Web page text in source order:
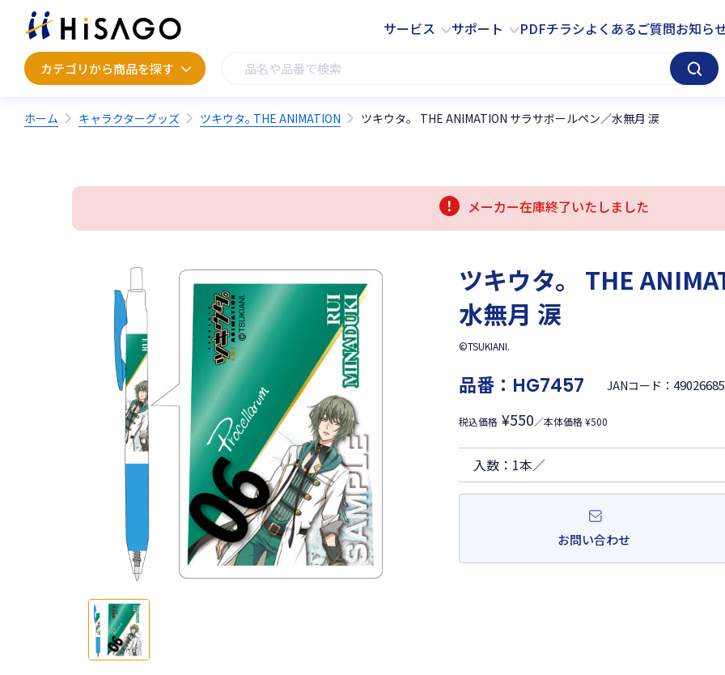
サービス サポート PDFチラシよくあるご質問お知ら
カテゴリから商品を探す
カテゴリから商品を探す サービス サポート
ホーム キャラクターグッズ ツキウタ｡ THE ANIMATION ツキウタ。 THE ANIMATION サラサボールペン／水無月 涙
メーカー在庫終了いたしました
ツキウタ。 THE
水無月 涙
©TSUKIANI.
品番： HG7457 JANコード：
税込価格 ¥550／本体価格 ¥500
入数：1本／
お問い合わせ